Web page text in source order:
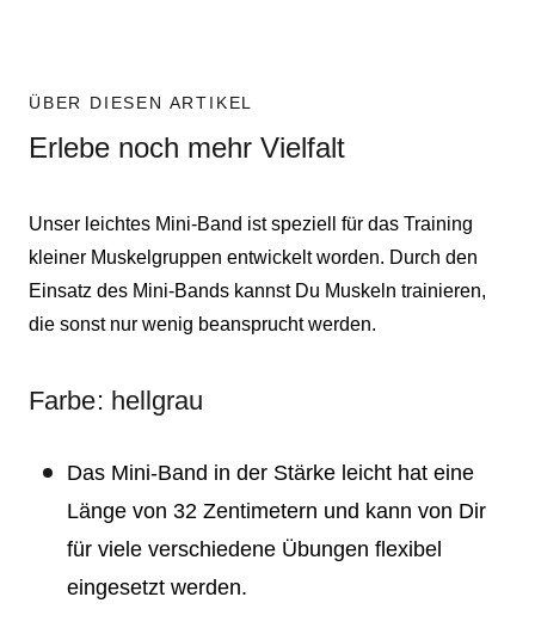
ÜBER DIESEN ARTIKEL
Erlebe noch mehr Vielfalt
Unser leichtes Mini-Band ist speziell für das Training
kleiner Muskelgruppen entwickelt worden. Durch den
Einsatz des Mini-Bands kannst Du Muskeln trainieren,
die sonst nur wenig beansprucht werden.
Farbe: hellgrau
Das Mini-Band in der Stärke leicht hat eine
Länge von 32 Zentimetern und kann von Dir
für viele verschiedene Übungen flexibel
eingesetzt werden.